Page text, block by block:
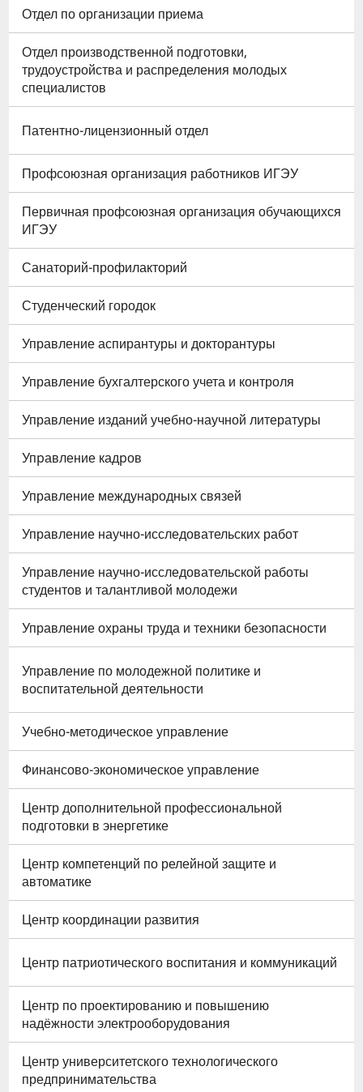
Отдел по организации приема
Отдел производственной подготовки,
трудоустройства и распределения молодых
специалистов
Патентно-лицензионный отдел
Профсоюзная организация работников ИГЭУ
Первичная профсоюзная организация обучающихся
ИГЭУ
Санаторий-профилакторий
Студенческий городок
Управление аспирантуры и докторантуры
Управление бухгалтерского учета и контроля
Управление изданий учебно-научной литературы
Упpавление кадpов
Управление международных связей
Управление научно-исследовательских работ
Управление научно-исследовательской работы
студентов и талантливой молодежи
Управление охраны труда и техники безопасности
Управление по молодежной политике и
воспитательной деятельности
Учебно-методическое управление
Финансово-экономическое управление
Центр дополнительной профессиональной
подготовки в энергетике
Центр компетенций по релейной защите и
автоматике
Центр координации развития
Центр патриотического воспитания и коммуникаций
Центр по проектированию и повышению
надёжности электрооборудования
Центр университетского технологического
предпринимательства